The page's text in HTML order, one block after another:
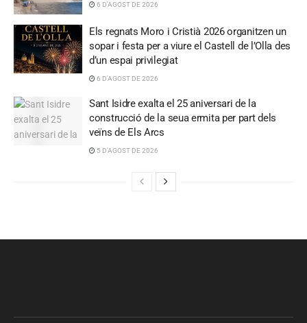
6 D'AGOST DE 2026
Els regnats Moro i Cristià 2026 organitzen un
sopar i festa per a viure el Castell de l’Olla des
d’un espai privilegiat
6 D'AGOST DE 2026
Sant Isidre exalta el 25 aniversari de la
construcció de la seua ermita per part dels
veïns de Els Arcs
5 D'AGOST DE 2026